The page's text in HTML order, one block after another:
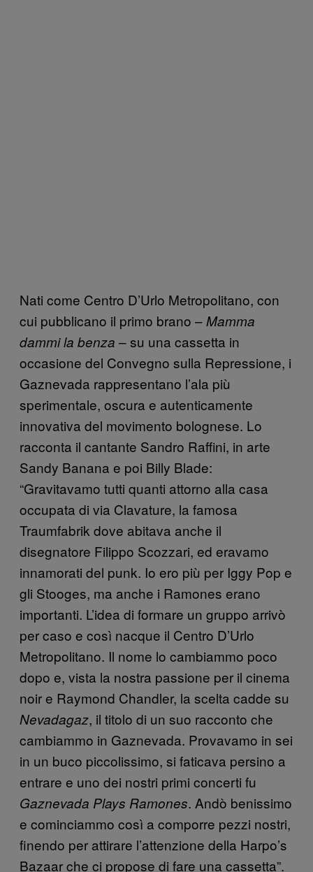
Nati come Centro D’Urlo Metropolitano, con
cui pubblicano il primo brano –Mamma
dammi la benza – su una cassetta in
occasione del Convegno sulla Repressione, i
Gaznevada rappresentano l’ala più
sperimentale, oscura e autenticamente
innovativa del movimento bolognese. Lo
racconta il cantante Sandro Raffini, in arte
Sandy Banana e poi Billy Blade:
“Gravitavamo tutti quanti attorno alla casa
occupata di via Clavature, la famosa
Traumfabrik dove abitava anche il
disegnatore Filippo Scozzari, ed eravamo
innamorati del punk. Io ero più per Iggy Pop e
gli Stooges, ma anche i Ramones erano
importanti. L’idea di formare un gruppo arrivò
per caso e così nacque il Centro D’Urlo
Metropolitano. Il nome lo cambiammo poco
dopo e, vista la nostra passione per il cinema
noir e Raymond Chandler, la scelta cadde su
Nevadagaz, il titolo di un suo racconto che
cambiammo in Gaznevada. Provavamo in sei
in un buco piccolissimo, si faticava persino a
entrare e uno dei nostri primi concerti fu
Gaznevada Plays Ramones. Andò benissimo
e cominciammo così a comporre pezzi nostri,
finendo per attirare l’attenzione della Harpo’s
Bazaar che ci propose di fare una cassetta”.